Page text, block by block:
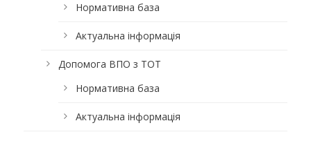
Нормативна база
Актуальна інформація
Допомога ВПО з ТОТ
Нормативна база
Актуальна інформація